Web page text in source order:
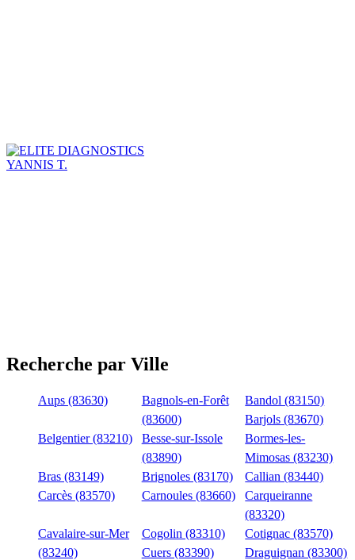
YANNIS T.
Recherche par Ville
Aups (83630)
Bagnols-en-Forêt
(83600)
Bandol (83150)
Barjols (83670)
Belgentier (83210)
Besse-sur-Issole
(83890)
Bormes-les-
Mimosas (83230)
Bras (83149)
Brignoles (83170)
Callian (83440)
Carcès (83570)
Carnoules (83660)
Carqueiranne
(83320)
Cavalaire-sur-Mer
(83240)
Cogolin (83310)
Cotignac (83570)
Cuers (83390)
Draguignan (83300)